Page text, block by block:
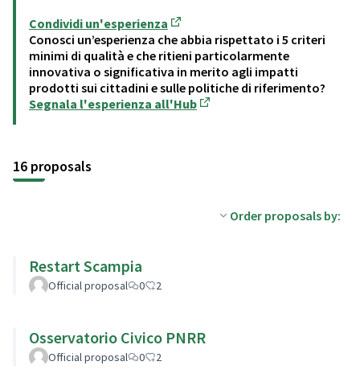
Condividi un'esperienza
(Opens in new tab)
Conosci un’esperienza che abbia rispettato i 5 criteri
minimi di qualità e che ritieni particolarmente
innovativa o significativa in merito agli impatti
prodotti sui cittadini e sulle politiche di riferimento?
Segnala l'esperienza all'Hub
16 proposals
Order proposals by:
Restart Scampia
Official proposal 0 2
Osservatorio Civico PNRR
Official proposal 0 2